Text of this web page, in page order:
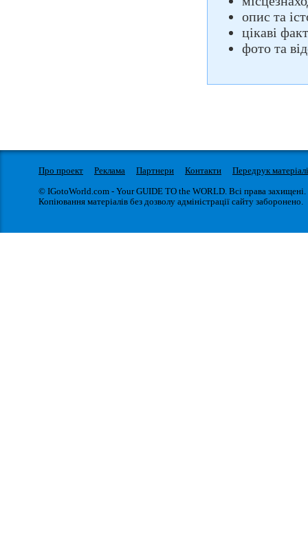
опис та
цікаві
фото та
Про проект Реклама Партнери Контакти
Передрук
© IGotoWorld.com - Your GUIDE TO the WORLD. Всі права захищені.
Копіювання матеріалів без дозволу адміністрації сайту заборонено.